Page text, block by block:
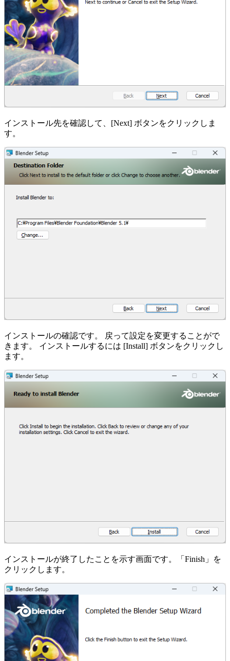
インストール先を確認して、[Next] ボタンをクリックしま
す。
インストールの確認です。 戻って設定を変更することがで
きます。 インストールするには [Install] ボタンをクリックし
ます。
インストールが終了したことを示す画面です。「Finish」を
クリックします。